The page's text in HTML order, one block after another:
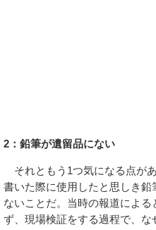
2：鉛筆が遺留品にない
それともう1つ気になる点が
書いた際に使用したと思しき
ないことだ。当時の報道によ
ず、現場検証をする過程で、